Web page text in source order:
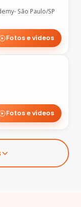
São Paulo/SP
Fotos e vídeos
Fotos e vídeos